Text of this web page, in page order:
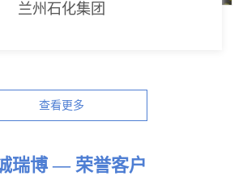
兰州石化集团
查看更多
瑞博 — 荣誉客户